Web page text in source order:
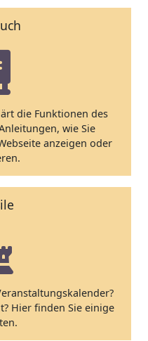
die Funktionen des
wie Sie
anzeigen oder
Hier finden Sie einige